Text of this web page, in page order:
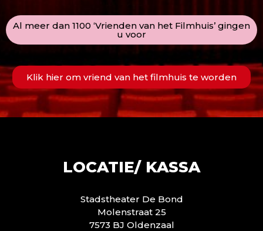
Al meer dan 1100 ‘Vrienden van het Filmhuis’ gingen
u voor
Klik hier om vriend van het filmhuis te worden
LOCATIE/ KASSA
Stadstheater De Bond
Molenstraat 25
7573 BJ Oldenzaal